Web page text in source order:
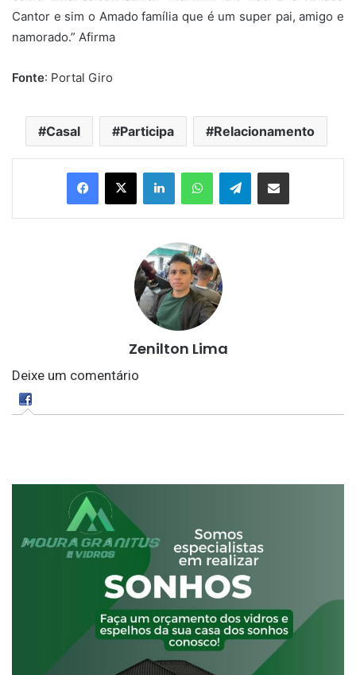
Cantor e sim o Amado família que é um super pai, amigo e
namorado.” Afirma
Fonte: Portal Giro
Casal Participa Relacionamento
Telegram
Zenilton Lima
Deixe um comentário